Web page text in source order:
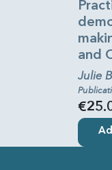
and
Julie